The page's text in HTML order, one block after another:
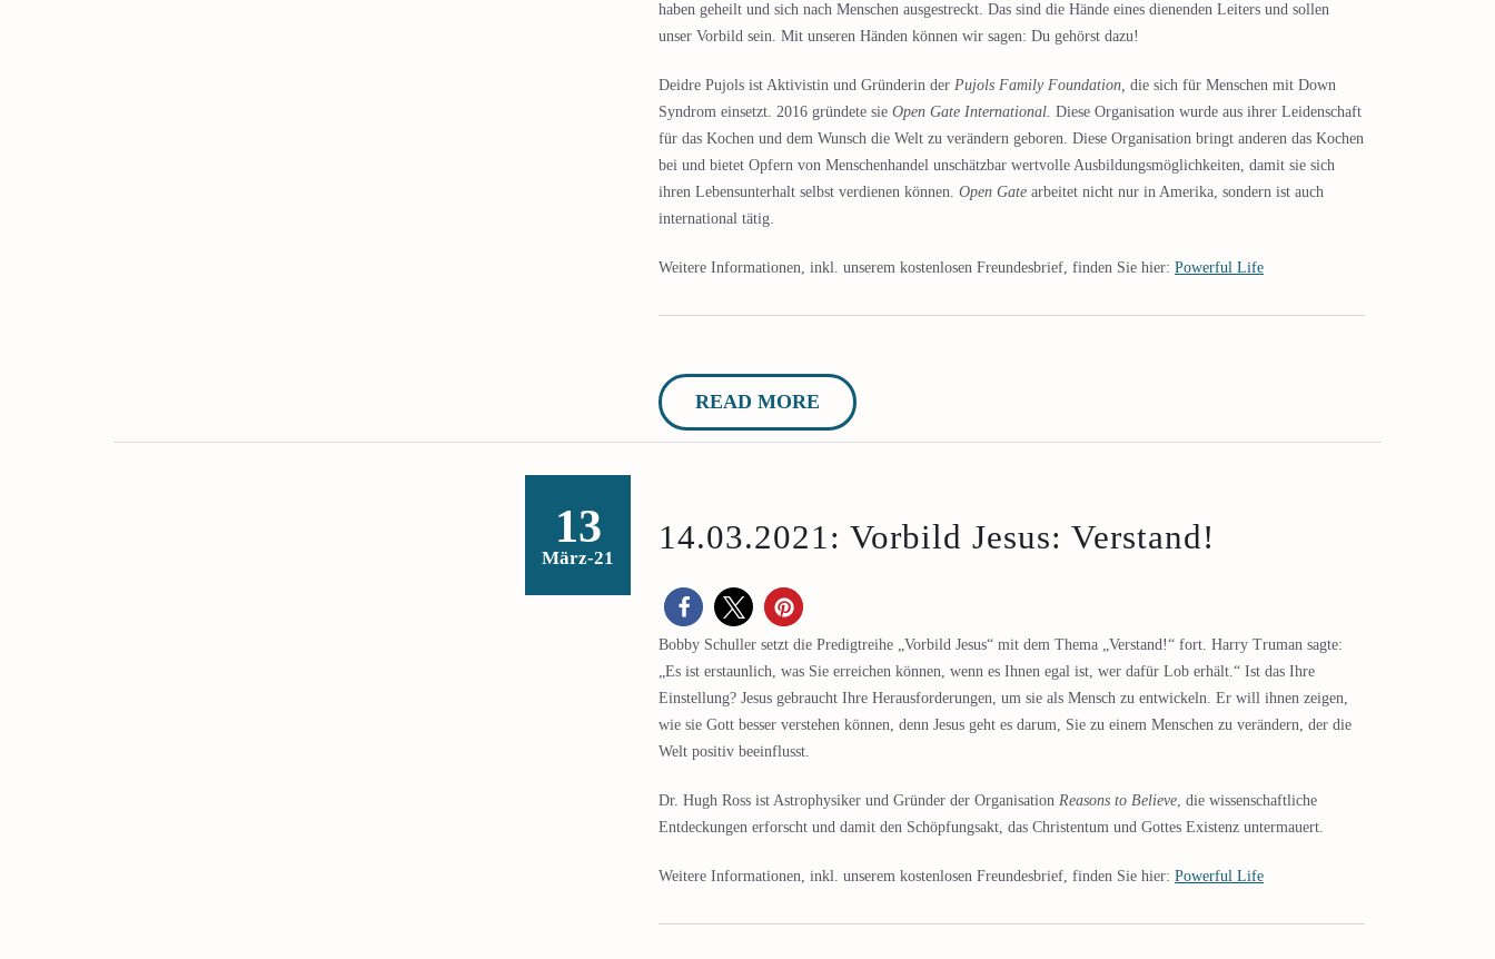
haben geheilt und sich nach Menschen ausgestreckt. Das sind die Hände eines dienenden Leiters und sollen
unser Vorbild sein. Mit unseren Händen können wir sagen: Du gehörst dazu!
Deidre Pujols ist Aktivistin und Gründerin der Pujols Family Foundation, die sich für Menschen mit Down
Syndrom einsetzt. 2016 gründete sie Open Gate International. Diese Organisation wurde aus ihrer Leidenschaft
für das Kochen und dem Wunsch die Welt zu verändern geboren. Diese Organisation bringt anderen das Kochen
bei und bietet Opfern von Menschenhandel unschätzbar wertvolle Ausbildungsmöglichkeiten, damit sie sich
ihren Lebensunterhalt selbst verdienen können. Open Gate arbeitet nicht nur in Amerika, sondern ist auch
international tätig.
Weitere Informationen, inkl. unserem kostenlosen Freundesbrief, finden Sie hier: Powerful Life
READ MORE
13
März-21
14.03.2021: Vorbild Jesus: Verstand!
Bobby Schuller setzt die Predigtreihe „Vorbild Jesus“ mit dem Thema „Verstand!“ fort. Harry Truman sagte:
„Es ist erstaunlich, was Sie erreichen können, wenn es Ihnen egal ist, wer dafür Lob erhält.“ Ist das Ihre
Einstellung? Jesus gebraucht Ihre Herausforderungen, um sie als Mensch zu entwickeln. Er will ihnen zeigen,
wie sie Gott besser verstehen können, denn Jesus geht es darum, Sie zu einem Menschen zu verändern, der die
Welt positiv beeinflusst.
Dr. Hugh Ross ist Astrophysiker und Gründer der Organisation Reasons to Believe, die wissenschaftliche
Entdeckungen erforscht und damit den Schöpfungsakt, das Christentum und Gottes Existenz untermauert.
Weitere Informationen, inkl. unserem kostenlosen Freundesbrief, finden Sie hier: Powerful Life